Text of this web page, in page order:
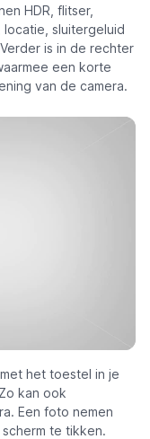
HDR, flitser,
sluitergeluid
is in de rechter
een korte
van de camera.
het toestel in je
kan ook
Een foto nemen
te tikken.